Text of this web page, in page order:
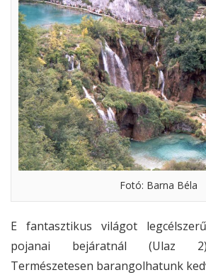
Fotó: Barna Béla
E fantasztikus világot
pojanai bejáratnál (Ulaz 2)
Természetesen barangolhatunk